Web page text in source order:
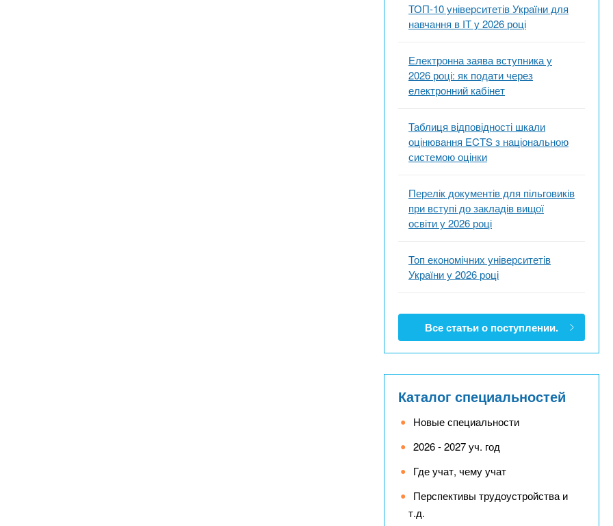
ТОП-10 університетів України для
навчання в ІТ у 2026 році
Електронна заява вступника у
2026 році: як подати через
електронний кабінет
Таблиця відповідності шкали
оцінювання ECTS з національною
системою оцінки
Перелік документів для пільговиків
при вступі до закладів вищої
освіти у 2026 році
Топ економічних університетів
України у 2026 році
Все статьи о поступлении.
Каталог специальностей
Новые специальности
2026 - 2027 уч. год
Где учат, чему учат
Перспективы трудоустройства и
т.д.